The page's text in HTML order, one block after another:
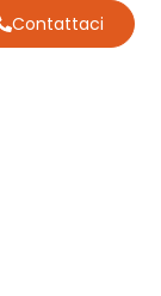
Contattaci